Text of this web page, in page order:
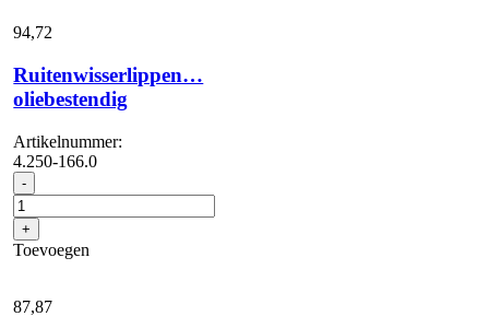
94,72
Ruitenwisserlippen…
oliebestendig
Artikelnummer:
4.250-166.0
- Ruitenwisserlippen...
oliebestendig
aantal
+
Toevoegen
87,87